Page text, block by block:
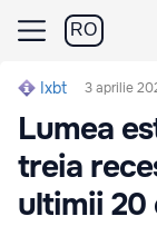
RO
Ixbt 3 aprilie
Lumea
treia
ultimii 20